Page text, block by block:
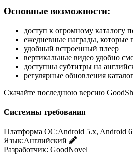
Основные возможности:
доступ к огромному каталогу
ежедневные награды, которые
удобный встроенный плеер
вертикальные видео удобно
доступны субтитры на
регулярные обновления
Скачайте последнюю версию
Системны требования
Платформа ОС:Android 5.x, Android
Язык:Английский
Разработчик: GoodNovel